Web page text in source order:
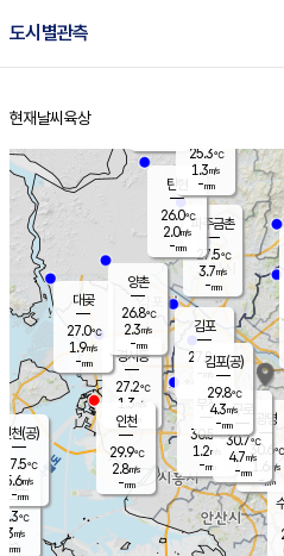
도시별관측
홈
현재날씨 육상
의도
℃
m/s
mm
경서동
27.2℃
1.3 m/s
-mm
파주금촌
27.5℃
3.7m/s
-mm
대곶
27.0℃
1.9m/s
-mm
탄현
26.0℃
2.0m/s
-mm
김포
27.8℃
-m/s
mm
광명
30.6 ℃
1.6 m/s
-mm
부천
30.5℃
1.2m/s
-mm
양촌
26.8℃
2.3m/s
-mm
구로
30.7℃
4.7m/s
-mm
인천(공)
27.5℃
5.6m/s
-mm
김포(공)
29.8℃
4.3m/s
-mm
인천
29.9℃
2.8m/s
-mm
25.3℃
1.3m/s
-mm